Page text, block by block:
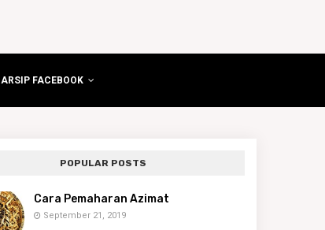
ARSIP FACEBOOK
POPULAR POSTS
Cara Pemaharan Azimat
September 21, 2019